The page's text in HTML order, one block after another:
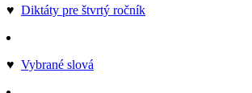
♥ Diktáty pre štvrtý ročník
♥ Vybrané slová